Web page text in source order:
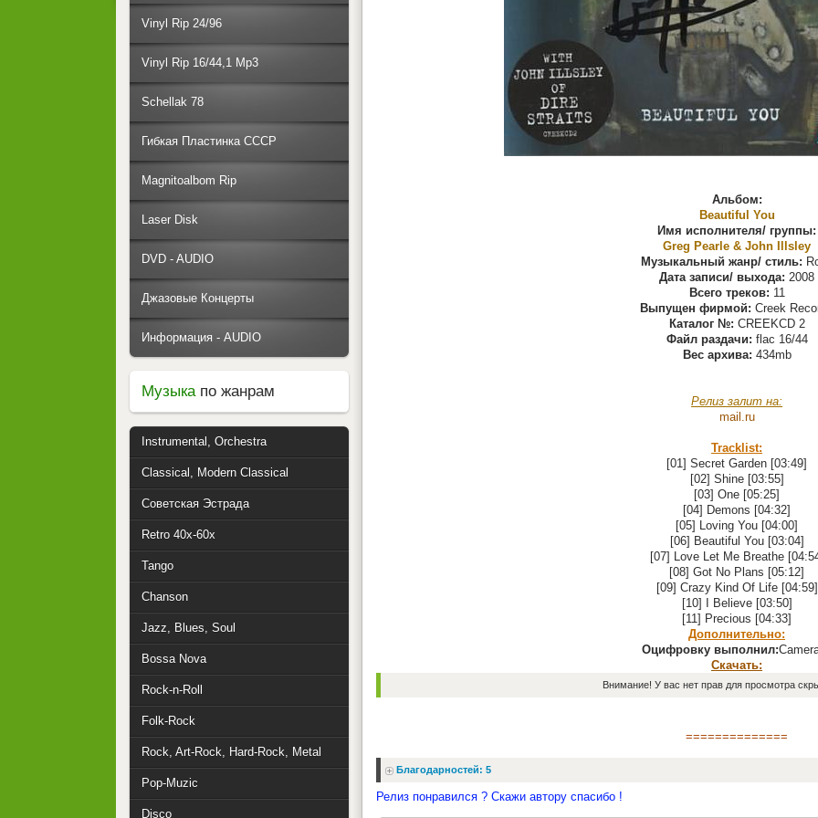
Альбом:
Beautiful You
Имя исполнителя/ группы:
Greg Pearle & John Illsley
Музыкальный жанр/ стиль:
Дата записи/ выхода: 2008
Всего треков: 11
Выпущен фирмой: Creek
Каталог №: CREEKCD 2
Файл раздачи: flac 16/44
Вес архива: 434mb
Релиз залит на:
mail.ru
Tracklist:
[01] Secret Garden [03:49]
[02] Shine [03:55]
[03] One [05:25]
[04] Demons [04:32]
[05] Loving You [04:00]
[06] Beautiful You [03:04]
[07] Love Let Me Breathe
[08] Got No Plans [05:12]
[09] Crazy Kind Of Life [04:59]
[10] I Believe [03:50]
[11] Precious [04:33]
Дополнительно:
Оцифровку выполнил:
Скачать:
Внимание! У вас нет прав для просмотра
==============
Благодарностей: 5
Релиз понравился ? Скажи автору спасибо !
Vinyl Rip 24/96
Vinyl Rip 16/44,1 Mp3
Schellak 78
Гибкая Пластинка СССР
Magnitoalbom Rip
Laser Disk
DVD - AUDIO
Джазовые Концерты
Информация - AUDIO
Музыкапо жанрам
Instrumental, Orchestra
Classical, Modern Classical
Советская Эстрада
Retro 40x-60x
Tango
Chanson
Jazz, Blues, Soul
Bossa Nova
Rock-n-Roll
Folk-Rock
Rock, Art-Rock, Hard-Rock, Metal
Pop-Muzic
Disco